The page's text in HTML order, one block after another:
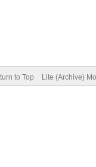
to Top Lite (Archive)